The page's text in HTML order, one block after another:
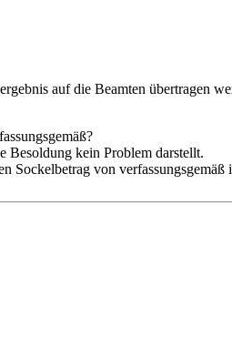
auf die Beamten übertragen
Besoldung kein Problem darstellt.
Sockelbetrag von